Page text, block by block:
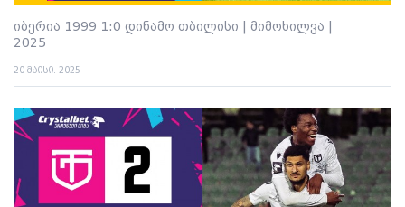
იბერია 1999 1:0 დინამო თბილისი | მიმოხილვა |
2025
20 მაისი. 2025